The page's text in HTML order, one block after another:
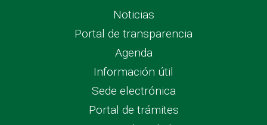
Noticias
Portal de transparencia
Agenda
Información útil
Sede electrónica
Portal de trámites